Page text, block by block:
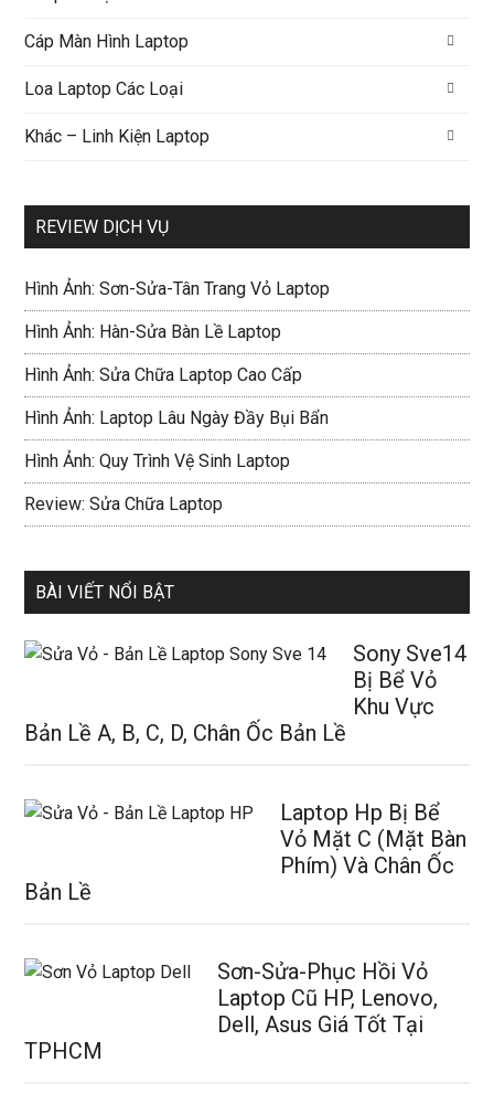
Cáp Màn Hình Laptop
Loa Laptop Các Loại
Khác – Linh Kiện Laptop
REVIEW DỊCH VỤ
Hình Ảnh: Sơn-Sửa-Tân Trang Vỏ Laptop
Hình Ảnh: Hàn-Sửa Bàn Lề Laptop
Hình Ảnh: Sửa Chữa Laptop Cao Cấp
Hình Ảnh: Laptop Lâu Ngày Đầy Bụi Bẩn
Hình Ảnh: Quy Trình Vệ Sinh Laptop
Review: Sửa Chữa Laptop
BÀI VIẾT NỔI BẬT
Sony Sve14
Bị Bể Vỏ
Khu Vực
Bản Lề A, B, C, D, Chân Ốc Bản Lề
Laptop Hp Bị Bể
Vỏ Mặt C (Mặt Bàn
Phím) Và Chân Ốc
Bản Lề
Sơn-Sửa-Phục Hồi Vỏ
Laptop Cũ HP, Lenovo,
Dell, Asus Giá Tốt Tại
TPHCM